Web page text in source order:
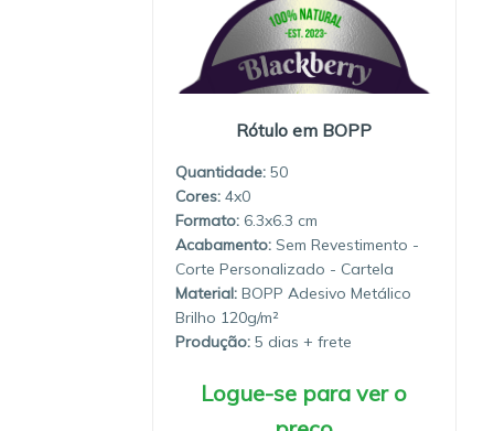
Rótulo em BOPP
Quantidade: 50
4x0
6.3x6.3
Sem Revestimento -
Corte Personalizado - Cartela
Material: BOPP Adesivo Metálico
Brilho 120g/m²
Produção: 5 dias
Logue-se para ver o